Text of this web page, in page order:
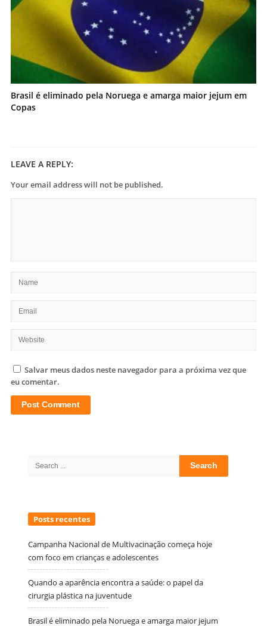
Brasil é eliminado pela Noruega e amarga maior jejum em
Copas
LEAVE A REPLY:
Your email address will not be published.
Salvar meus dados neste navegador para a próxima vez que
eu comentar.
Search
Posts recentes
Campanha Nacional de Multivacinação começa hoje
com foco em crianças e adolescentes
Quando a aparência encontra a saúde: o papel da
cirurgia plástica na juventude
Brasil é eliminado pela Noruega e amarga maior jejum